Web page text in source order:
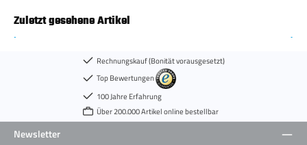
Zuletzt gesehene Artikel
Rechnungskauf (Bonität vorausgesetzt)
Top Bewertungen
100 Jahre Erfahrung
Über 200.000 Artikel online bestellbar
Newsletter